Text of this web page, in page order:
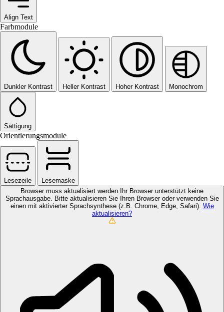
Align Text
Farbmodule
Dunkler Kontrast Heller Kontrast Hoher Kontrast Monochrom
Sättigung
Orientierungsmodule
Lesezeile
Lesemaske
Browser muss aktualisiert werden
Ihr Browser unterstützt keine
Sprachausgabe. Bitte aktualisieren Sie Ihren Browser oder verwenden Sie
einen mit aktivierter Sprachsynthese (z.B. Chrome, Edge, Safari). Wie
aktualisieren?